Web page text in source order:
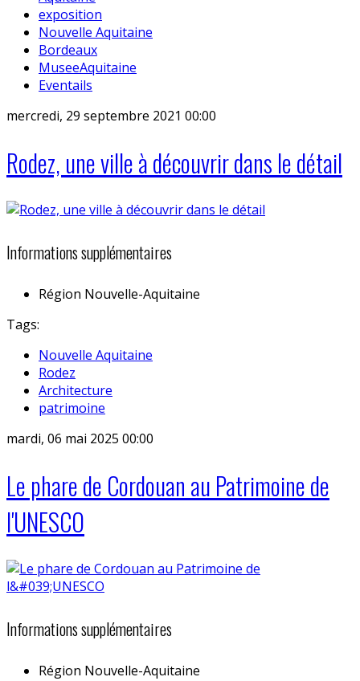
exposition
Nouvelle Aquitaine
Bordeaux
MuseeAquitaine
Eventails
mercredi, 29 septembre 2021 00:00
Rodez, une ville à découvrir dans le détail
Informations supplémentaires
Région Nouvelle-Aquitaine
Tags:
Nouvelle Aquitaine
Rodez
Architecture
patrimoine
mardi, 06 mai 2025 00:00
Le phare de Cordouan au Patrimoine de
l'UNESCO
Informations supplémentaires
Région Nouvelle-Aquitaine